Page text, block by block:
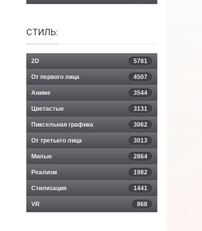
СТИЛЬ:
2D 5781
От первого лица 4507
Аниме 3544
Цветастые 3131
Пиксельная графика 3062
От третьего лица 3013
Милые 2864
Реализм 1982
Стилизация 1441
VR 868